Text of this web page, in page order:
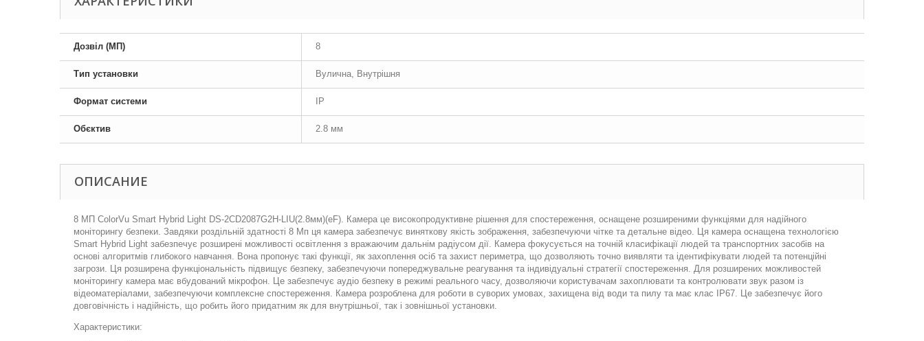
Дозвіл (МП) 8
Тип установки Вулична, Внутрішня
Формат системи IP
Обєктив 2.8 мм
ОПИСАНИЕ
8 МП ColorVu Smart Hybrid Light DS-2CD2087G2H-LIU(2.8мм)(eF). Камера це високопродуктивне рішення для спостереження, оснащене розширеними функціями для надійного
моніторингу безпеки. Завдяки роздільній здатності 8 Мп ця камера забезпечує виняткову якість зображення, забезпечуючи чітке та детальне відео. Ця камера оснащена технологією
Smart Hybrid Light забезпечує розширені можливості освітлення з вражаючим дальнім радіусом дії. Камера фокусується на точній класифікації людей та транспортних засобів на
основі алгоритмів глибокого навчання. Вона пропонує такі функції, як захоплення осіб та захист периметра, що дозволяють точно виявляти та ідентифікувати людей та потенційні
загрози. Ця розширена функціональність підвищує безпеку, забезпечуючи попереджувальне реагування та індивідуальні стратегії спостереження. Для розширених можливостей
моніторингу камера має вбудований мікрофон. Це забезпечує аудіо безпеку в режимі реального часу, дозволяючи користувачам захоплювати та контролювати звук разом із
відеоматеріалами, забезпечуючи комплексне спостереження. Камера розроблена для роботи в суворих умовах, захищена від води та пилу та має клас IP67. Це забезпечує його
довговічність і надійність, що робить його придатним як для внутрішньої, так і зовнішньої установки.
Характеристики: